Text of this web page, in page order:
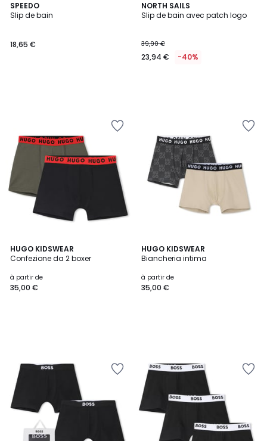
SPEEDO
Slip de bain
18,65 €
NORTH SAILS
Slip de bain avec patch logo
39,90 €
23,94 € -40%
HUGO KIDSWEAR
Confezione da 2 boxer
à partir de
35,00 €
HUGO KIDSWEAR
Biancheria intima
à partir de
35,00 €